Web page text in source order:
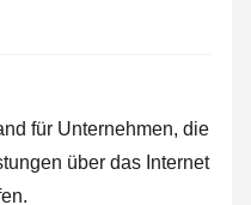
für Unternehmen, die
über das Internet